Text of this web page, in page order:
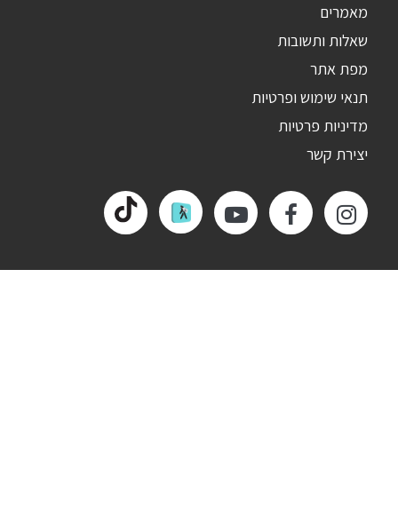
מאמרים
שאלות ותשובות
מפת אתר
תנאי שימוש ופרטיות
מדיניות פרטיות
יצירת קשר